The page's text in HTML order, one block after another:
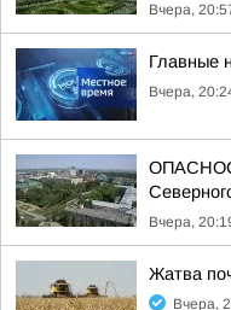
Вчера,
Главные
Вчера,
Вчера,
Жатва
Вчера,